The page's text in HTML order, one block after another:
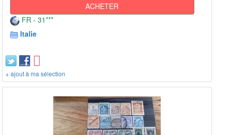
ACHETER
FR - 31***
Italie
+ ajout à ma sélection